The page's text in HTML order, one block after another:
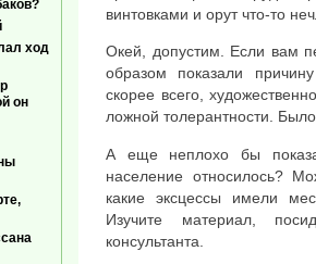
винтовками и орут что-то
Окей, допустим. Если вам
образом показали
скорее всего,
ложной толерантности.
А еще неплохо бы
население относилось?
какие эксцессы имели
Изучите материал,
консультанта.
ход
он